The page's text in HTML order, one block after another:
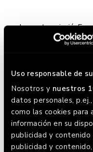
Uso responsable de
Nosotros y nuestros
datos personales,
como las cookies para
información en su
publicidad y contenido
publicidad y
La nostra missió:
trobar la seva pròpia
Per aconseguir-ho,
Fundació Somiar
Fes clic
VULL LA